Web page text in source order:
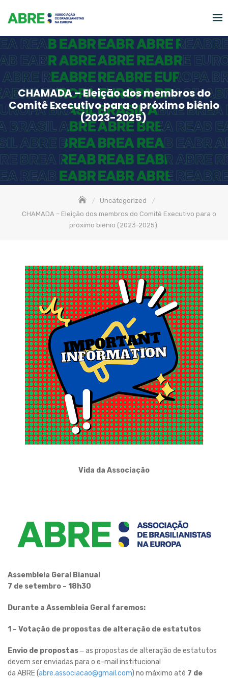
CHAMADA – Eleição dos membros do
Comitê Executivo para o próximo biênio
(2023-2025)
Uncategorized
CHAMADA – Eleição dos membros do Comitê Executivo para o
próximo biênio (2023-2025)
Vida da Associação
Assembleia Geral Bianual
7 de setembro – 18h30
Durante a Assembleia Geral faremos:
1 – Votação de propostas de alteração de estatutos
Envio de propostas‒ as propostas de alteração de estatutos
devem ser enviadas para o e-mail institucional
da ABRE (abre.associacao@gmail.com) no máximo até 7 de